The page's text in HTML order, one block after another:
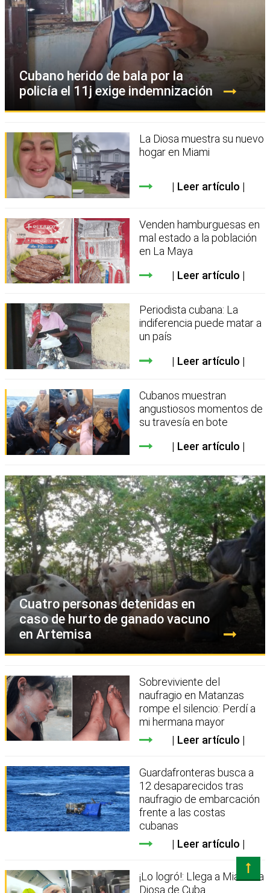
Cubano herido de bala por la
policía el 11j exige indemnización
La Diosa muestra su nuevo
hogar en Miami
Leer artículo
Venden hamburguesas en
mal estado a la población
en La Maya
Leer artículo
Periodista cubana: La
indiferencia puede matar a
un país
Leer artículo
Cubanos muestran
angustiosos momentos de
su travesía en bote
Leer artículo
Cuatro personas detenidas en
caso de hurto de ganado vacuno
en Artemisa
Sobreviviente del
naufragio en Matanzas
rompe el silencio: Perdí a
mi hermana mayor
Leer artículo
Guardafronteras busca a
12 desaparecidos tras
naufragio de embarcación
frente a las costas
cubanas
Leer artículo
¡Lo logró!: Llega a Miami La
Diosa de Cuba